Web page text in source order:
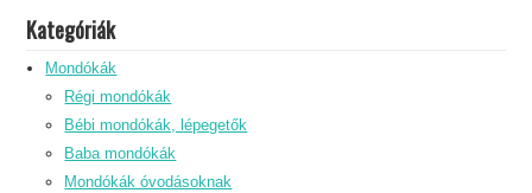
Kategóriák
Mondókák
Régi mondókák
Bébi mondókák, lépegetők
Baba mondókák
Mondókák óvodásoknak